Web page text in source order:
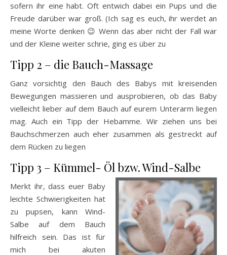
sofern ihr eine habt. Oft entwich dabei ein Pups und die
Freude darüber war groß. (Ich sag es euch, ihr werdet an
meine Worte denken 😉 Wenn das aber nicht der Fall war
und der Kleine weiter schrie, ging es über zu
Tipp 2 – die Bauch-Massage
Ganz vorsichtig den Bauch des Babys mit kreisenden
Bewegungen massieren und ausprobieren, ob das Baby
vielleicht lieber auf dem Bauch auf eurem Unterarm liegen
mag. Auch ein Tipp der Hebamme. Wir ziehen uns bei
Bauchschmerzen auch eher zusammen als gestreckt auf
dem Rücken zu liegen
Tipp 3 – Kümmel- Öl bzw. Wind-Salbe
Merkt ihr, dass euer Baby
leichte Schwierigkeiten hat
zu pupsen, kann Wind-
Salbe auf dem Bauch
hilfreich sein. Das ist für
mich bei akuten